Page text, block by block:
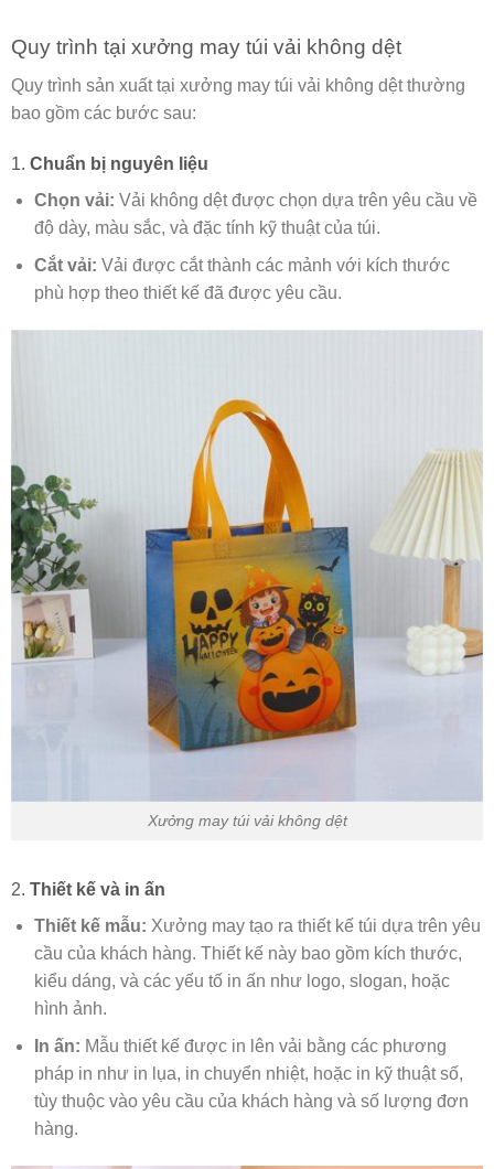
Quy trình tại xưởng may túi vải không dệt
Quy trình sản xuất tại xưởng may túi vải không dệt thường
bao gồm các bước sau:
1. Chuẩn bị nguyên liệu
Chọn vải: Vải không dệt được chọn dựa trên yêu cầu về
độ dày, màu sắc, và đặc tính kỹ thuật của túi.
Cắt vải: Vải được cắt thành các mảnh với kích thước
phù hợp theo thiết kế đã được yêu cầu.
Xưởng may túi vải không dệt
2. Thiết kế và in ấn
Thiết kế mẫu: Xưởng may tạo ra thiết kế túi dựa trên yêu
cầu của khách hàng. Thiết kế này bao gồm kích thước,
kiểu dáng, và các yếu tố in ấn như logo, slogan, hoặc
hình ảnh.
In ấn: Mẫu thiết kế được in lên vải bằng các phương
pháp in như in lụa, in chuyển nhiệt, hoặc in kỹ thuật số,
tùy thuộc vào yêu cầu của khách hàng và số lượng đơn
hàng.